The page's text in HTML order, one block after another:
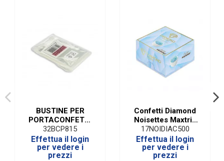
BUSTINE PER
PORTACONFETTI
8X15 (100 PZ)
32BCP815
Effettua il login
per vedere i
prezzi
Confetti Diamond
Noisettes Maxtris
Celeste| 500 Gr
17NOIDIAC500
Effettua il login
per vedere i
prezzi